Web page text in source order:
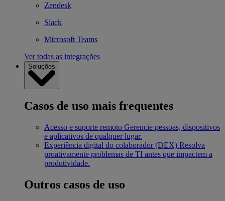
Zendesk
Slack
Microsoft Teams
Ver todas as integrações
Soluções
Casos de uso mais frequentes
Acesso e suporte remoto Gerencie pessoas, dispositivos
e aplicativos de qualquer lugar.
Experiência digital do colaborador (DEX) Resolva
proativamente problemas de TI antes que impactem a
produtividade.
Outros casos de uso